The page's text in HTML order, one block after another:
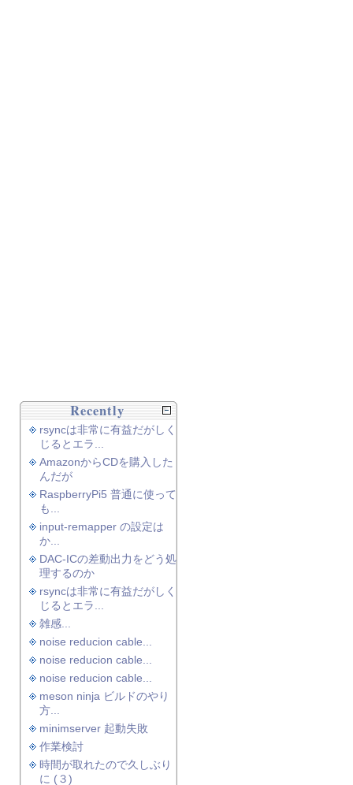
Recently
rsyncは非常に有益だがしく
じるとエラ...
AmazonからCDを購入した
んだが
RaspberryPi5 普通に使って
も...
input-remapper の設定は
か...
DAC-ICの差動出力をどう処
理するのか
rsyncは非常に有益だがしく
じるとエラ...
雑感...
noise reducion cable...
noise reducion cable...
noise reducion cable...
meson ninja ビルドのやり
方...
minimserver 起動失敗
作業検討
時間が取れたので久しぶり
に (３)